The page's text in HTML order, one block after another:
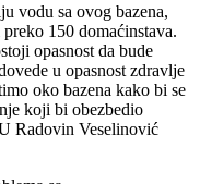
vodu sa ovog bazena,
150 domaćinstava.
opasnost da bude
u opasnost zdravlje
oko bazena kako bi se
koji bi obezbedio
Radovin Veselinović